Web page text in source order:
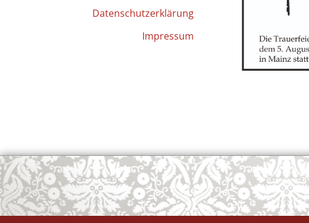
Datenschutzerklärung
Impressum